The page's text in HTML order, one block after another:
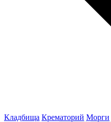
Кладбища Крематорий Морги